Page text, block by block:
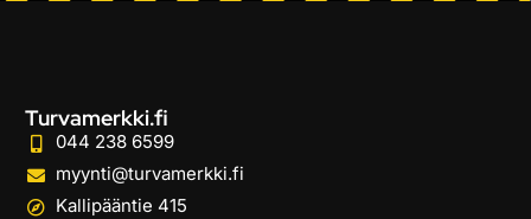
Turvamerkki.fi
044 238 6599
myynti@turvamerkki.fi
Kallipääntie 415